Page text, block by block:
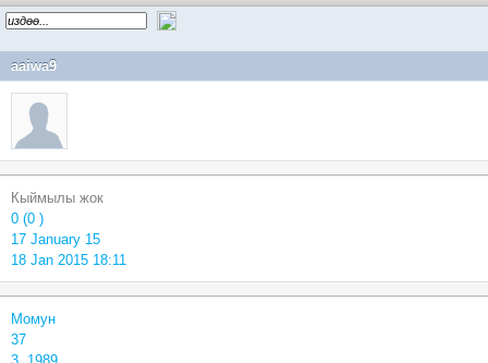
aaiwa9
Кыймылы жок
0 (0 )
17 January 15
18 Jan 2015 18:11
Момун
37